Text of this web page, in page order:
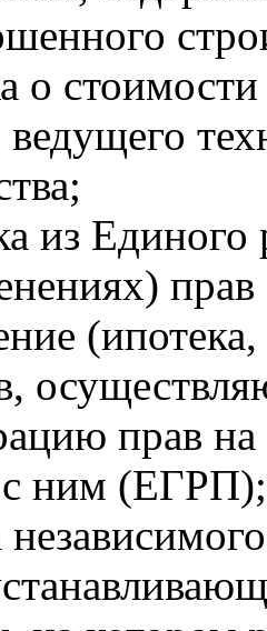
о
ведущего
из Единого
(ипотека,
прав
с ним (ЕГРП);